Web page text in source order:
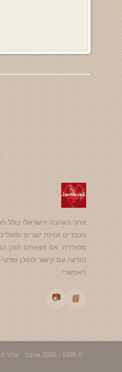
אתר האהבה הישראלי כולל
מכבדים זכויות יוצרים
מסודרת. אם מצאתם תוכן
הודעה עם קישור לתוכן
האפשרי.
📘
📷